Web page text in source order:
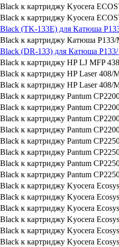
к картриджу Kyocera
к картриджу Kyocera
(TK-133E) для Катюша
к картриджу Катюша
(DR-133) для Катюша
к картриджу HP LJ MFP
к картриджу HP Laser 408/
к картриджу HP Laser 408/
к картриджу Pantum
к картриджу Pantum
к картриджу Pantum
к картриджу Pantum
к картриджу Pantum
к картриджу Pantum
к картриджу Pantum
к картриджу Pantum
к картриджу Kyocera
к картриджу Kyocera
к картриджу Kyocera
к картриджу Kyocera
к картриджу Kyocera
к картриджу Kyocera